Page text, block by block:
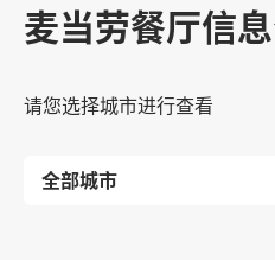
麦当劳餐厅信
请您选择城市进行查看